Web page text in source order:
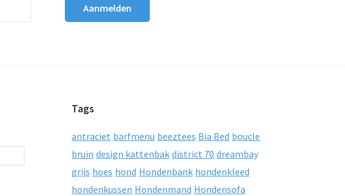
Tags
antraciet barfmenu beeztees Bia Bed boucle
bruin design kattenbak district 70 dreambay
grijs hoes hond Hondenbank hondenkleed
hondenkussen Hondenmand Hondensofa